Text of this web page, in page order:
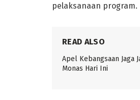
pelaksanaan program.
READ ALSO
Apel Kebangsaan Jaga
Monas Hari Ini